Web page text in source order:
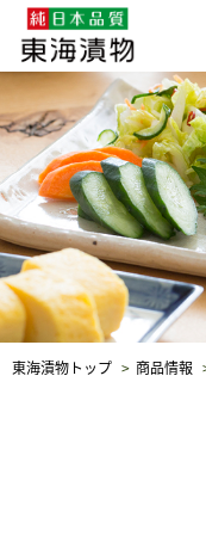
東海漬物トップ 商品情報